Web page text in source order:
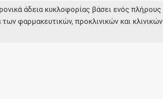
άδεια κυκλοφορίας βάσει ενός πλήρους
φαρμακευτικών, προκλινικών και κλινικών